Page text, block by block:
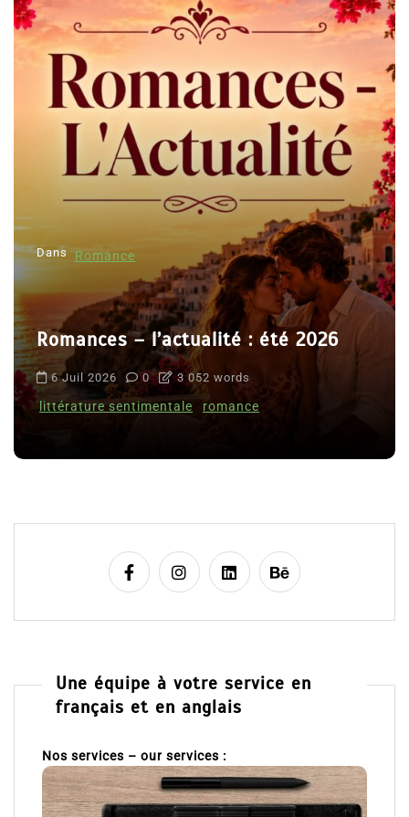
Dans Romance
Romances – l’actualité : été 2026
6 Juil 2026 0 3 052 words
littérature sentimentale romance
Une équipe à votre service en
français et en anglais
Nos services – our services :